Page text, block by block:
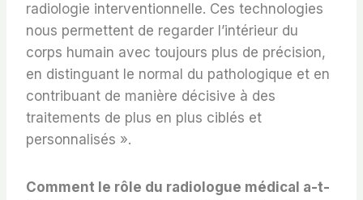
radiologie interventionnelle. Ces technologies
nous permettent de regarder l’intérieur du
corps humain avec toujours plus de précision,
en distinguant le normal du pathologique et en
contribuant de manière décisive à des
traitements de plus en plus ciblés et
personnalisés ».
Comment le rôle du radiologue médical a-t-